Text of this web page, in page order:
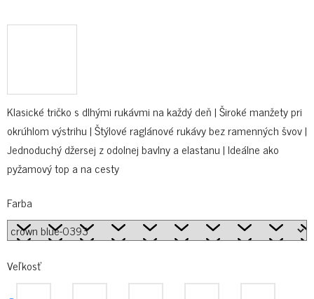
Klasické tričko s dlhými rukávmi na každý deň | Široké manžety pri
okrúhlom výstrihu | Štýlové raglánové rukávy bez ramenných švov |
Jednoduchý džersej z odolnej bavlny a elastanu | Ideálne ako
pyžamový top a na cesty
Farba
Veľkosť